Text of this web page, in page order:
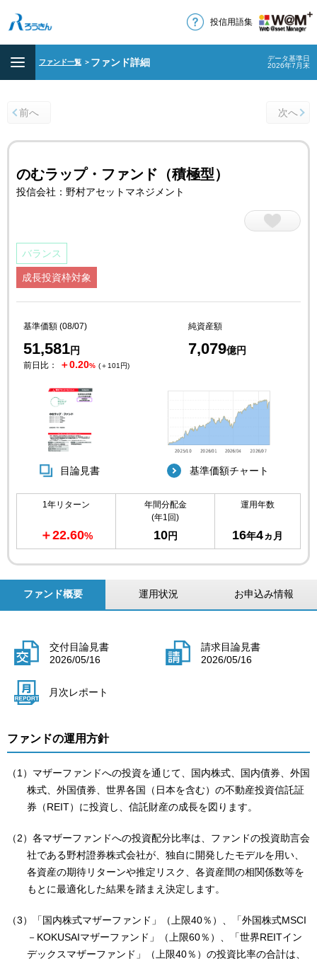
投信用語集
ファンド一覧 ＞ ファンド詳細
データ基準日
2026年7月末
前へ 次へ
のむラップ・ファンド（積極型）
投信会社：野村アセットマネジメント
バランス
成長投資枠対象
基準価額 (08/07)
51,581円
純資産額
7,079億円
前日比： ＋0.20% (＋101円)
目論見書 基準価額チャート
1年リターン
＋22.60%
年間分配金
(年1回)
10円
運用年数
16年4ヵ月
ファンド概要 運用状況 お申込み情報
交付目論見書
2026/05/16
請求目論見書
2026/05/16
月次レポート
ファンドの運用方針
（1）マザーファンドへの投資を通じて、国内株式、国内債券、外国
株式、外国債券、世界各国（日本を含む）の不動産投資信託証
券（REIT）に投資し、信託財産の成長を図ります。
（2）各マザーファンドへの投資配分比率は、ファンドの投資助言会
社である野村證券株式会社が、独自に開発したモデルを用い、
各資産の期待リターンや推定リスク、各資産間の相関係数等を
もとに最適化した結果を踏まえ決定します。
（3）「国内株式マザーファンド」（上限40％）、「外国株式MSCI
－KOKUSAIマザーファンド」（上限60％）、「世界REITイン
デックスマザーファンド」（上限40％）の投資比率の合計は、